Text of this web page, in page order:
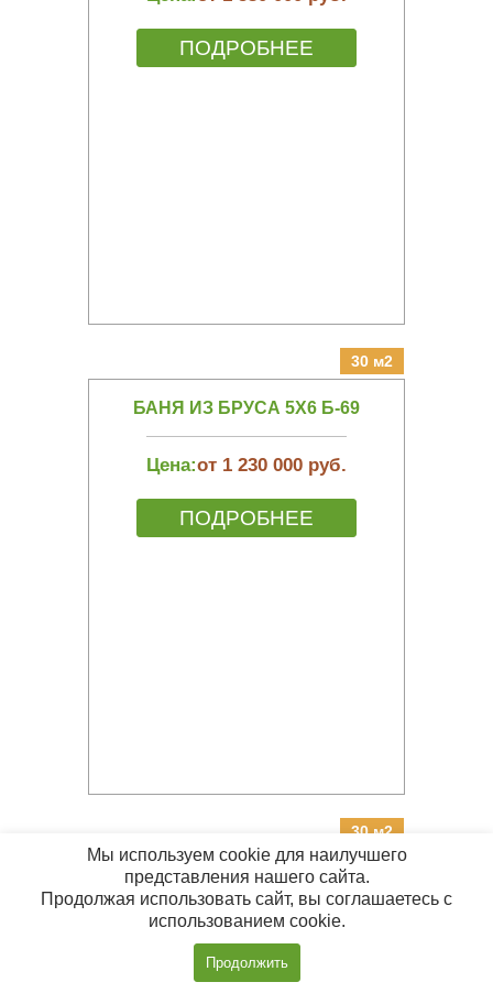
ПОДРОБНЕЕ
30 м2
БАНЯ ИЗ БРУСА 5Х6 Б-69
Цена:от 1 230 000 руб.
ПОДРОБНЕЕ
30 м2
БАНЯ ИЗ БРУСА 5Х9 Б-26
ПОДРОБНЕЕ
Позвонить
с 09:00 до 20:00
Мы используем cookie для наилучшего
представления нашего сайта.
Продолжая использовать сайт, вы соглашаетесь с
использованием cookie.
Продолжить